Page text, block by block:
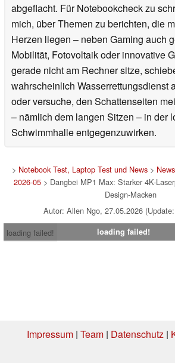
abgeflacht. Für Notebookcheck zu
mich, über Themen zu berichten, die
Herzen liegen – neben Gaming auch
Mobilität, Fotovoltaik oder innovative
gerade nicht am Rechner sitze,
wahrscheinlich Wasserrettungsdienst
oder versuche, den Schattenseiten
– nämlich dem langen Sitzen – in der
Schwimmhalle entgegenzuwirken.
> Notebook Test, Laptop Test und News> News
2026-05 > Dangbei MP1 Max: Starker 4K-
Design-Macken
Autor: Allen Ngo, 27.05.2026
loading failed!
loading failed!
Impressum| Team| Datenschutz|